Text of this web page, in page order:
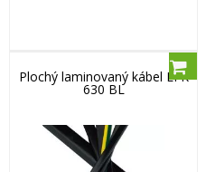
Plochý laminovaný kábel LFK
630 BL